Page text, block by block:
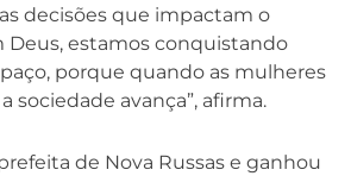
decisões que impactam o
Deus, estamos conquistando
porque quando as mulheres
sociedade avança”, afirma.
de Nova Russas e ganhou